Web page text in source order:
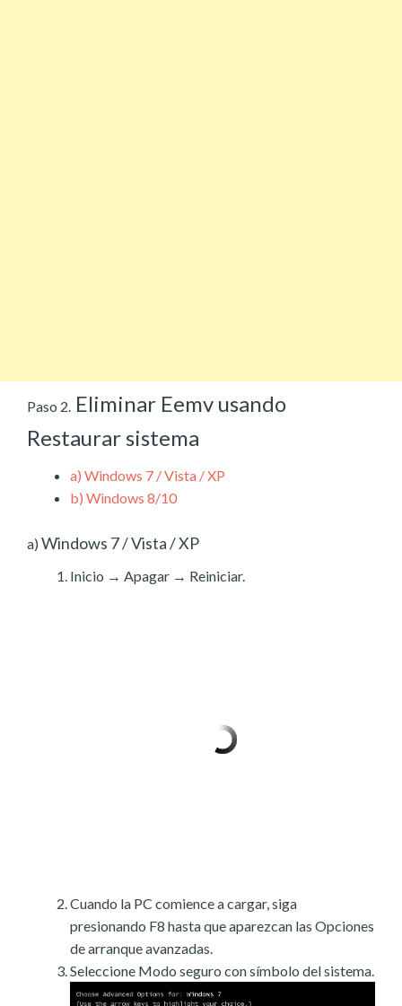
Paso 2. Eliminar Eemv usando
Restaurar sistema
a) Windows 7 / Vista / XP
b) Windows 8/10
a) Windows 7 / Vista / XP
Inicio → Apagar → Reiniciar.
Cuando la PC comience a cargar, siga
presionando F8 hasta que aparezcan las Opciones
de arranque avanzadas.
Seleccione Modo seguro con símbolo del sistema.